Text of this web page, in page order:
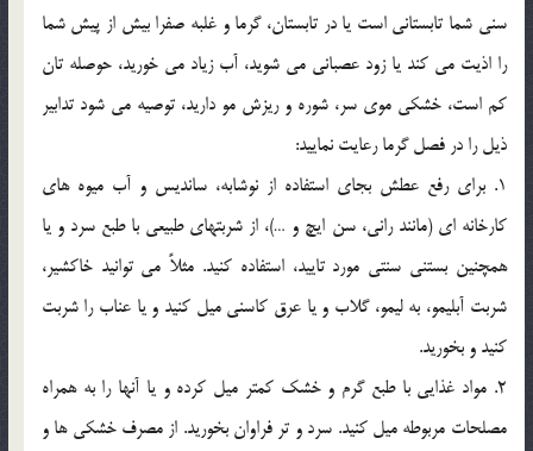
سنی شما تابستانی است یا در تابستان، گرما و غلبه صفرا بیش از پیش شما
را اذیت می کند یا زود عصبانی می شوید، آب زیاد می خورید، حوصله تان
کم است، خشکی موی سر، شوره و ریزش مو دارید، توصیه می شود تدابیر
ذیل را در فصل گرما رعایت نمایید:
1. برای رفع عطش بجای استفاده از نوشابه، ساندیس و آب میوه های
کارخانه ای (مانند رانی، سن ایچ و …)، از شربتهای طبیعی با طبع سرد و یا
همچنین بستنی سنتی مورد تایید، استفاده کنید. مثلاً می توانید خاکشیر،
شربت آبلیمو، به لیمو، گلاب و یا عرق کاسنی میل کنید و یا عناب را شربت
کنید و بخورید.
2. مواد غذایی با طبع گرم و خشک کمتر میل کرده و یا آنها را به همراه
مصلحات مربوطه میل کنید. سرد و تر فراوان بخورید. از مصرف خشکی ها و